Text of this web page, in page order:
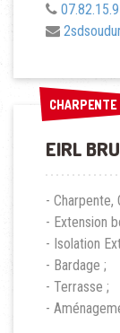
CHARPENTE
CHARPENTE
EIRL
- Charpente,
- Extension
- Isolation
- Bardage ;
- Terrasse ;
-